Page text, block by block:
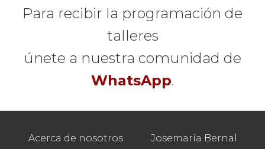
Para recibir la programación de
talleres
únete a nuestra comunidad de
WhatsApp.
Acerca de nosotros Josemaría Bernal